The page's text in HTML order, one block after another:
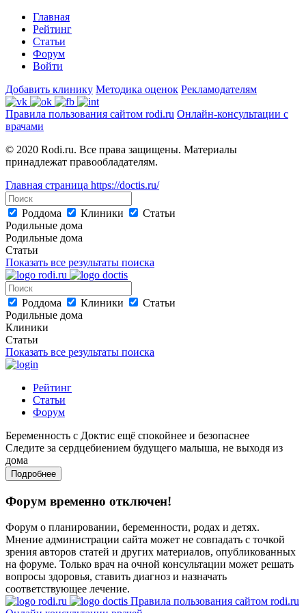
Главная
Рейтинг
Статьи
Форум
Войти
Добавить клинику Методика оценок Рекламодателям
Правила пользования сайтом rodi.ru Онлайн-консультации с
врачами
© 2020 Rodi.ru. Все права защищены. Материалы
принадлежат правообладателям.
Главная страница https://doctis.ru/
Роддома Клиники
Статьи
Родильные дома
Родильные дома
Статьи
Показать все результаты поиска
Роддома Клиники
Статьи
Родильные дома
Клиники
Статьи
Показать все результаты поиска
Рейтинг
Статьи
Форум
Беременность с Доктис ещё спокойнее и безопаснее
Следите за сердцебиением будущего малыша, не выходя из
дома
Подробнее
Форум временно отключен!
Форум о планировании, беременности, родах и детях.
Мнение администрации сайта может не совпадать с точкой
зрения авторов статей и других материалов, опубликованных
на форуме. Только врач на очной консультации может решать
вопросы здоровья, ставить диагноз и назначать
соответствующее лечение.
Правила пользования сайтом rodi.ru